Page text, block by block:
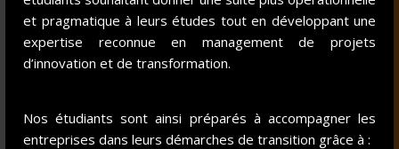
et pragmatique à leurs études tout en développant une
expertise reconnue en management de projets
d’innovation et de transformation.
Nos étudiants sont ainsi préparés à accompagner les
entreprises dans leurs démarches de transition grâce à :
permis d'aboutir aux résultats présentés ».
Guillaume CARLIER